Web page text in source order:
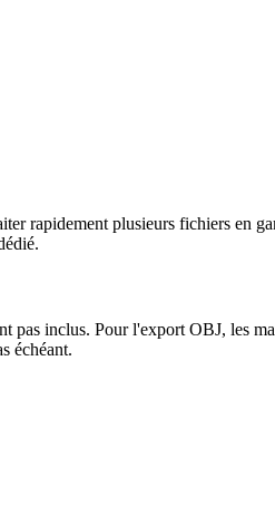
rapidement plusieurs fichiers en
pas inclus. Pour l'export OBJ, les
échéant.